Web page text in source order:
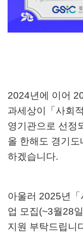
2024년에 이어
과세상이「사회
영기관으로 선정
올 한해도 경기도
하겠습니다.
아울러 2025년「
업 모집(~3월28
지원 부탁드립니